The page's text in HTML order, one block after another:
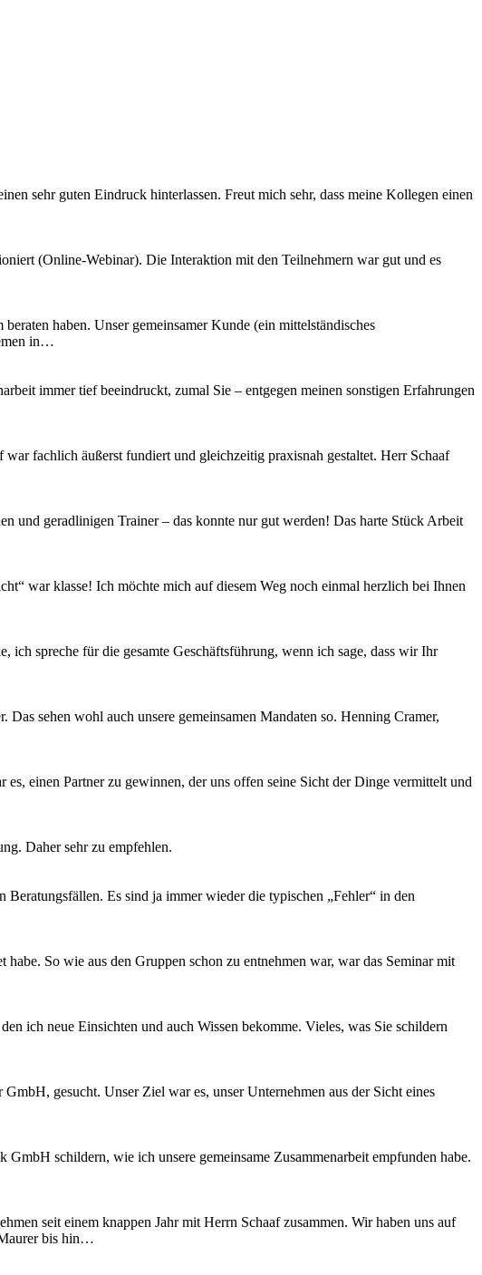
sehr guten Eindruck hinterlassen. Freut mich sehr, dass meine Kollegen einen
(Online-Webinar). Die Interaktion mit den Teilnehmern war gut und es
haben. Unser gemeinsamer Kunde (ein mittelständisches
in…
immer tief beeindruckt, zumal Sie – entgegen meinen sonstigen Erfahrungen
fachlich äußerst fundiert und gleichzeitig praxisnah gestaltet. Herr Schaaf
und geradlinigen Trainer – das konnte nur gut werden! Das harte Stück Arbeit
war klasse! Ich möchte mich auf diesem Weg noch einmal herzlich bei Ihnen
spreche für die gesamte Geschäftsführung, wenn ich sage, dass wir Ihr
sehen wohl auch unsere gemeinsamen Mandaten so. Henning Cramer,
einen Partner zu gewinnen, der uns offen seine Sicht der Dinge vermittelt und
Daher sehr zu empfehlen.
Es sind ja immer wieder die typischen „Fehler“ in den
So wie aus den Gruppen schon zu entnehmen war, war das Seminar mit
ich neue Einsichten und auch Wissen bekomme. Vieles, was Sie schildern
gesucht. Unser Ziel war es, unser Unternehmen aus der Sicht eines
schildern, wie ich unsere gemeinsame Zusammenarbeit empfunden habe.
seit einem knappen Jahr mit Herrn Schaaf zusammen. Wir haben uns auf
bis hin…